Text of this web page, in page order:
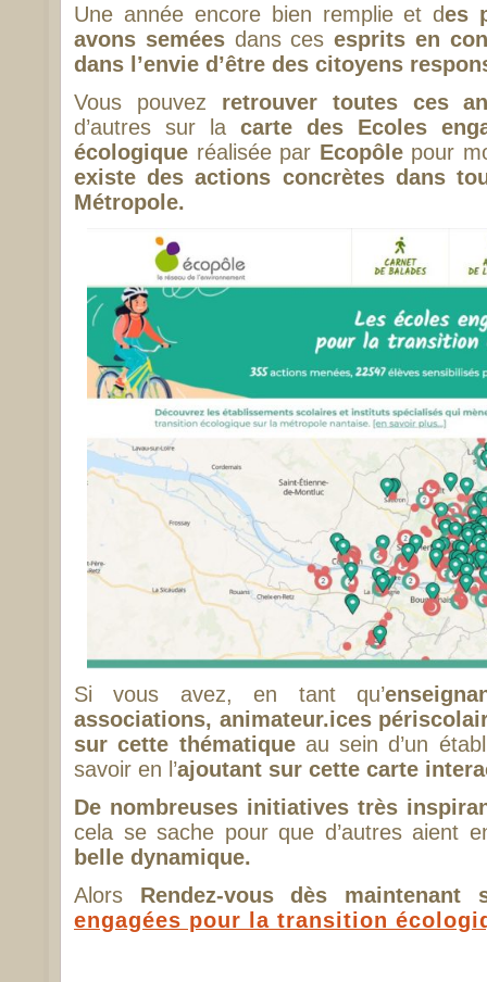
Une année encore bien remplie et des
avons seméesdans cesesprits en
dans l’envie d’être des citoyens
Vous pouvez retrouver toutes ces
d’autres sur la carte des Ecoles
écologique réalisée par Ecopôlepour
existe des actions concrètes dans
Métropole.
Si vous avez, en tant qu’
associations, animateur.ices
sur cette thématiqueau sein d’un
savoir en l’ajoutant sur cette carte
De nombreuses initiatives très
cela se sache pour que d’autres aient
belle dynamique.
Alors Rendez-vous dès
engagées pour la transition